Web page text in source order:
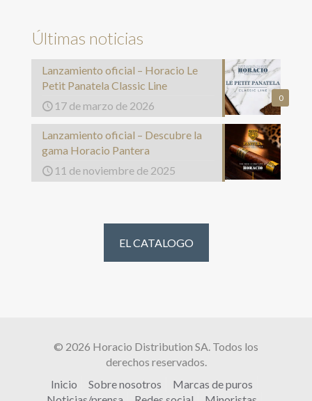
Últimas noticias
0
Lanzamiento oficial – Horacio Le
Petit Panatela Classic Line
17 de marzo de 2026
Lanzamiento oficial – Descubre la
gama Horacio Pantera
11 de noviembre de 2025
EL CATALOGO
© 2026 Horacio Distribution SA. Todos los
derechos reservados.
Inicio
Sobre nosotros
Marcas de puros